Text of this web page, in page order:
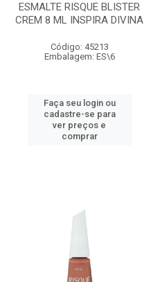
ESMALTE RISQUE BLISTER
CREM 8 ML INSPIRA DIVINA
Código: 45213
Embalagem: ES\6
Faça seu login ou
cadastre-se para
ver preços e
comprar